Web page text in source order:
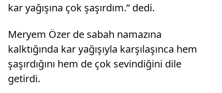
kar yağışına çok şaşırdım.” dedi.
Meryem Özer de sabah namazına
kalktığında kar yağışıyla karşılaşınca hem
şaşırdığını hem de çok sevindiğini dile
getirdi.